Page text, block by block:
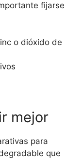
fijarse
o dióxido de
mejor
para
que